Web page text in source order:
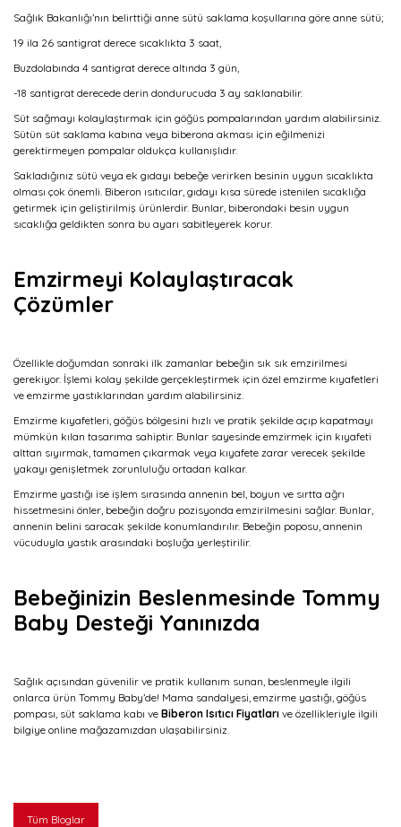
Sağlık Bakanlığı’nın belirttiği anne sütü saklama koşullarına göre anne sütü;
19 ila 26 santigrat derece sıcaklıkta 3 saat,
Buzdolabında 4 santigrat derece altında 3 gün,
-18 santigrat derecede derin dondurucuda 3 ay saklanabilir.
Süt sağmayı kolaylaştırmak için göğüs pompalarından yardım alabilirsiniz.
Sütün süt saklama kabına veya biberona akması için eğilmenizi
gerektirmeyen pompalar oldukça kullanışlıdır.
Sakladığınız sütü veya ek gıdayı bebeğe verirken besinin uygun sıcaklıkta
olması çok önemli. Biberon ısıtıcılar, gıdayı kısa sürede istenilen sıcaklığa
getirmek için geliştirilmiş ürünlerdir. Bunlar, biberondaki besin uygun
sıcaklığa geldikten sonra bu ayarı sabitleyerek korur.
Emzirmeyi Kolaylaştıracak
Çözümler
Özellikle doğumdan sonraki ilk zamanlar bebeğin sık sık emzirilmesi
gerekiyor. İşlemi kolay şekilde gerçekleştirmek için özel emzirme kıyafetleri
ve emzirme yastıklarından yardım alabilirsiniz.
Emzirme kıyafetleri, göğüs bölgesini hızlı ve pratik şekilde açıp kapatmayı
mümkün kılan tasarıma sahiptir. Bunlar sayesinde emzirmek için kıyafeti
alttan sıyırmak, tamamen çıkarmak veya kıyafete zarar verecek şekilde
yakayı genişletmek zorunluluğu ortadan kalkar.
Emzirme yastığı ise işlem sırasında annenin bel, boyun ve sırtta ağrı
hissetmesini önler, bebeğin doğru pozisyonda emzirilmesini sağlar. Bunlar,
annenin belini saracak şekilde konumlandırılır. Bebeğin poposu, annenin
vücuduyla yastık arasındaki boşluğa yerleştirilir.
Bebeğinizin Beslenmesinde Tommy
Baby Desteği Yanınızda
Sağlık açısından güvenilir ve pratik kullanım sunan, beslenmeyle ilgili
onlarca ürün Tommy Baby’de! Mama sandalyesi, emzirme yastığı, göğüs
pompası, süt saklama kabı ve Biberon Isıtıcı Fiyatları ve özellikleriyle ilgili
bilgiye online mağazamızdan ulaşabilirsiniz.
Tüm Bloglar